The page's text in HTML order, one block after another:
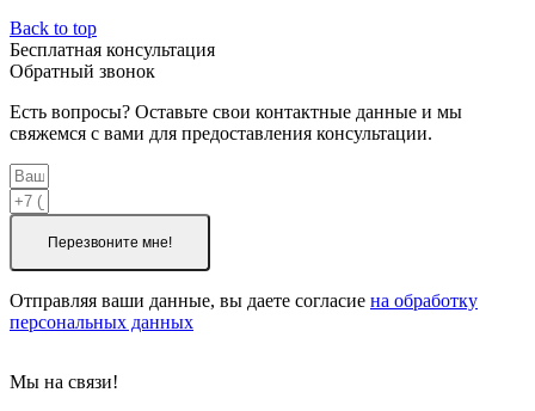
Back to top
Бесплатная консультация
Обратный звонок
Есть вопросы? Оставьте свои контактные данные и мы
свяжемся с вами для предоставления консультации.
Перезвоните мне!
Отправляя ваши данные, вы даете согласие на обработку
персональных данных
Мы на связи!